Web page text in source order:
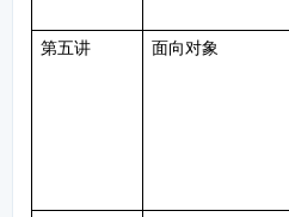
第五讲 面向对象